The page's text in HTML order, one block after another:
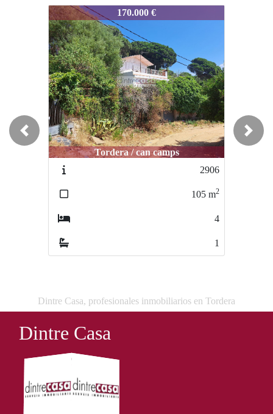
2763
170.000 €
Tordera / can camps
2906
105m2
2763
Tordera / centro
Previous Next
Dintre Casa, profesionales inmobiliarios en Tordera
Dintre Casa